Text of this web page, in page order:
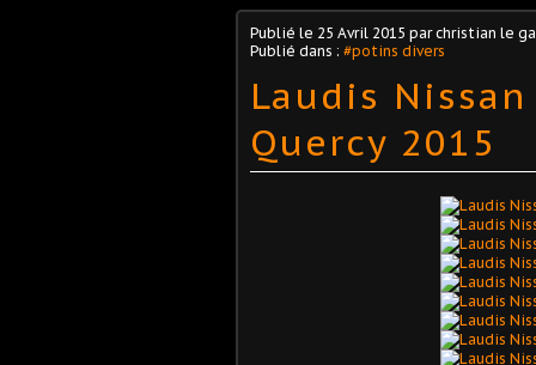
Publié le 25 Avril 2015 par christian le
Publié dans : #potins divers
Laudis
Quercy 2015